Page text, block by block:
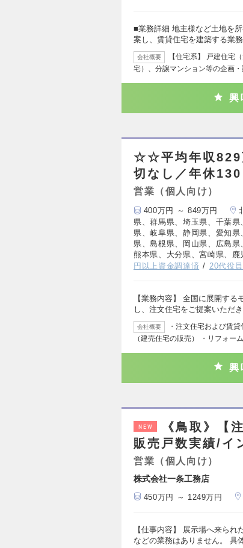
■業務詳細 地主様など土地を
案し、賃貸住宅を建築する業
会社概要
【住宅系】 戸建住宅
宅）、分譲マンション等の企画
興
☆☆平均年収829
切なし／年休
営業（個人向け）
400万円 ～ 849万円
県、群馬県、埼玉県、千葉
県、岐阜県、静岡県、愛知
県、島根県、岡山県、広島
熊本県、大分県、宮崎県、鹿
円以上資金調達済
20代役
【業務内容】 全国に展開す
し、注文住宅をご提案いただ
会社概要
・注文住宅および賃
（建売住宅の販売） ・リフォー
興
NEW
《鳥取》【
販売戸数実績/イ
営業（個人向け）
株式会社一条工務店
450万円 ～ 1249万円
【仕事内容】 展示場へ来ら
などの業務はありません。 具